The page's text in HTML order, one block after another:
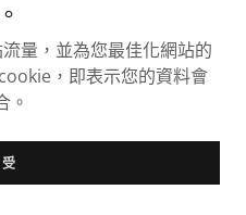
量，並為您最佳化網站的
，即表示您的資料會
。